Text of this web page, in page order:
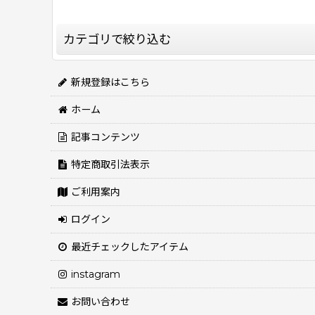
カテゴリで絞り込む
ドッグウェア (全商品)
Cavasuits（キャバスーツ）
CAVA TEE（キャバティー）
Jennifer & Colour
THE UNION BREW
新規登録はこちら
ホーム
記事コンテンツ
特定商取引法表示
ご利用案内
ログイン
最近チェックしたアイテム
instagram
お問い合わせ